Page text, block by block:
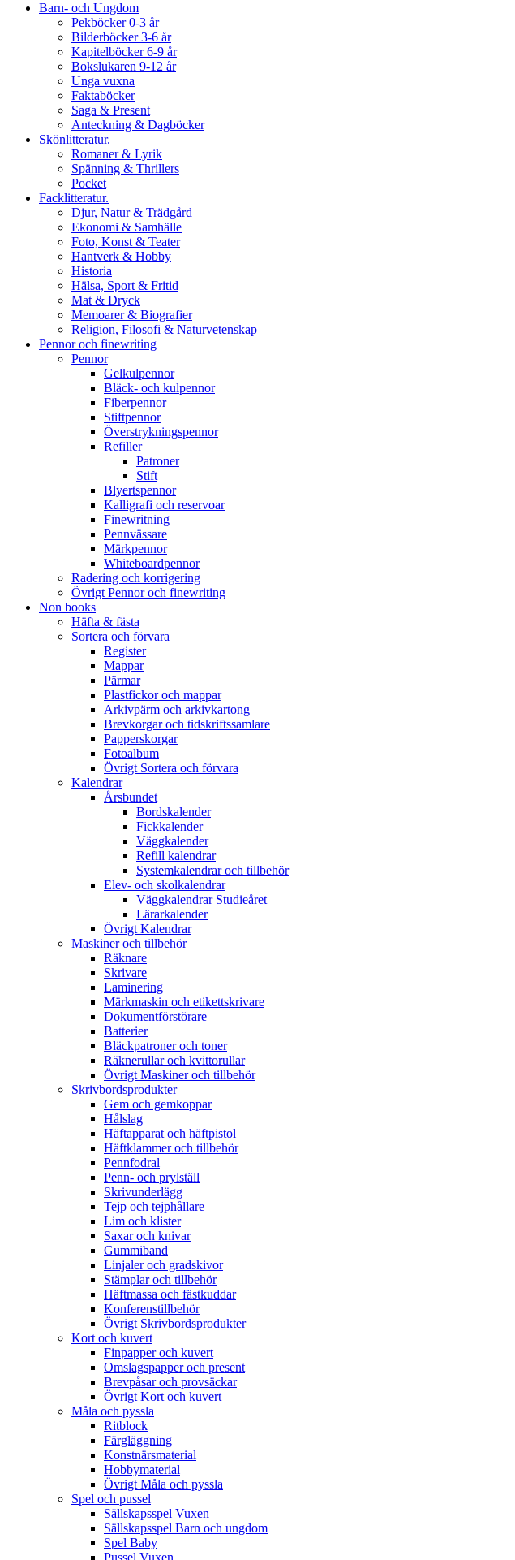
Barn- och Ungdom
Pekböcker 0-3 år
Bilderböcker 3-6 år
Kapitelböcker 6-9 år
Bokslukaren 9-12 år
Unga vuxna
Faktaböcker
Saga & Present
Anteckning & Dagböcker
Skönlitteratur.
Romaner & Lyrik
Spänning & Thrillers
Pocket
Facklitteratur.
Djur, Natur & Trädgård
Ekonomi & Samhälle
Foto, Konst & Teater
Hantverk & Hobby
Historia
Hälsa, Sport & Fritid
Mat & Dryck
Memoarer & Biografier
Religion, Filosofi & Naturvetenskap
Pennor och finewriting
Pennor
Gelkulpennor
Bläck- och kulpennor
Fiberpennor
Stiftpennor
Överstrykningspennor
Refiller
Patroner
Stift
Blyertspennor
Kalligrafi och reservoar
Finewritning
Pennvässare
Märkpennor
Whiteboardpennor
Radering och korrigering
Övrigt Pennor och finewriting
Non books
Häfta & fästa
Sortera och förvara
Register
Mappar
Pärmar
Plastfickor och mappar
Arkivpärm och arkivkartong
Brevkorgar och tidskriftssamlare
Papperskorgar
Fotoalbum
Övrigt Sortera och förvara
Kalendrar
Årsbundet
Bordskalender
Fickkalender
Väggkalender
Refill kalendrar
Systemkalendrar och tillbehör
Elev- och skolkalendrar
Väggkalendrar Studieåret
Lärarkalender
Övrigt Kalendrar
Maskiner och tillbehör
Räknare
Skrivare
Laminering
Märkmaskin och etikettskrivare
Dokumentförstörare
Batterier
Bläckpatroner och toner
Räknerullar och kvittorullar
Övrigt Maskiner och tillbehör
Skrivbordsprodukter
Gem och gemkoppar
Hålslag
Häftapparat och häftpistol
Häftklammer och tillbehör
Pennfodral
Penn- och prylställ
Skrivunderlägg
Tejp och tejphållare
Lim och klister
Saxar och knivar
Gummiband
Linjaler och gradskivor
Stämplar och tillbehör
Häftmassa och fästkuddar
Konferenstillbehör
Övrigt Skrivbordsprodukter
Kort och kuvert
Finpapper och kuvert
Omslagspapper och present
Brevpåsar och provsäckar
Övrigt Kort och kuvert
Måla och pyssla
Ritblock
Färgläggning
Konstnärsmaterial
Hobbymaterial
Övrigt Måla och pyssla
Spel och pussel
Sällskapsspel Vuxen
Sällskapsspel Barn och ungdom
Spel Baby
Pussel Vuxen